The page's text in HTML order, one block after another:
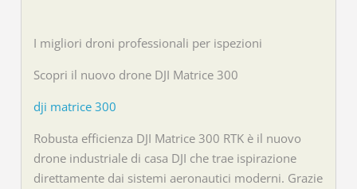
I migliori droni professionali per ispezioni
Scopri il nuovo drone DJI Matrice 300
dji matrice 300
Robusta efficienza DJI Matrice 300 RTK è il nuovo
drone industriale di casa DJI che trae ispirazione
direttamente dai sistemi aeronautici moderni. Grazie